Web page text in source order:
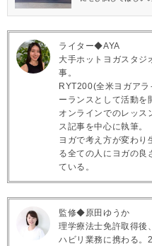
ライター◆AYA
大手ホットヨガスタジ
事。
RYT200(全米ヨガア
ーランスとして活動を
オンラインでのレッス
ス記事を中心に執筆。
ヨガで考え方が変わり
る全ての人にヨガの良
ている。
監修◆原田ゆうか
理学療法士免許取得後
ハビリ業務に携わる